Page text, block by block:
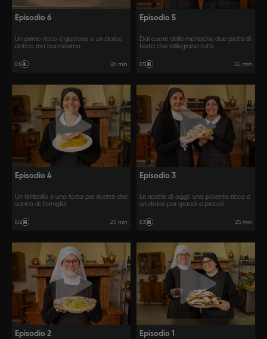
Episodio 6
Un primo ricco e gustoso e un dolce
antico ma buonissimo.
E6 26 min
Episodio 5
Dal cuore delle monache due piatti di
festa che rallegrano tutti.
E5 24 min
Episodio 4
Un timballo e una torta per ricette che
sanno di famiglia.
E4 25 min
Episodio 3
Le ricette di oggi: una polenta ricca e
un dolce per grandi e piccoli.
E3 25 min
Episodio 2 Episodio 1